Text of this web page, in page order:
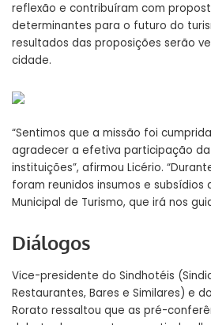
reflexão e contribuíram com
determinantes para o futuro do
resultados das proposições serão
cidade.
“Sentimos que a missão foi
agradecer a efetiva participação
instituições”, afirmou Licério.
foram reunidos insumos e
Municipal de Turismo, que irá nos
Diálogos
Vice-presidente do Sindhotéis
Restaurantes, Bares e Similares) e
Rorato ressaltou que as pré-